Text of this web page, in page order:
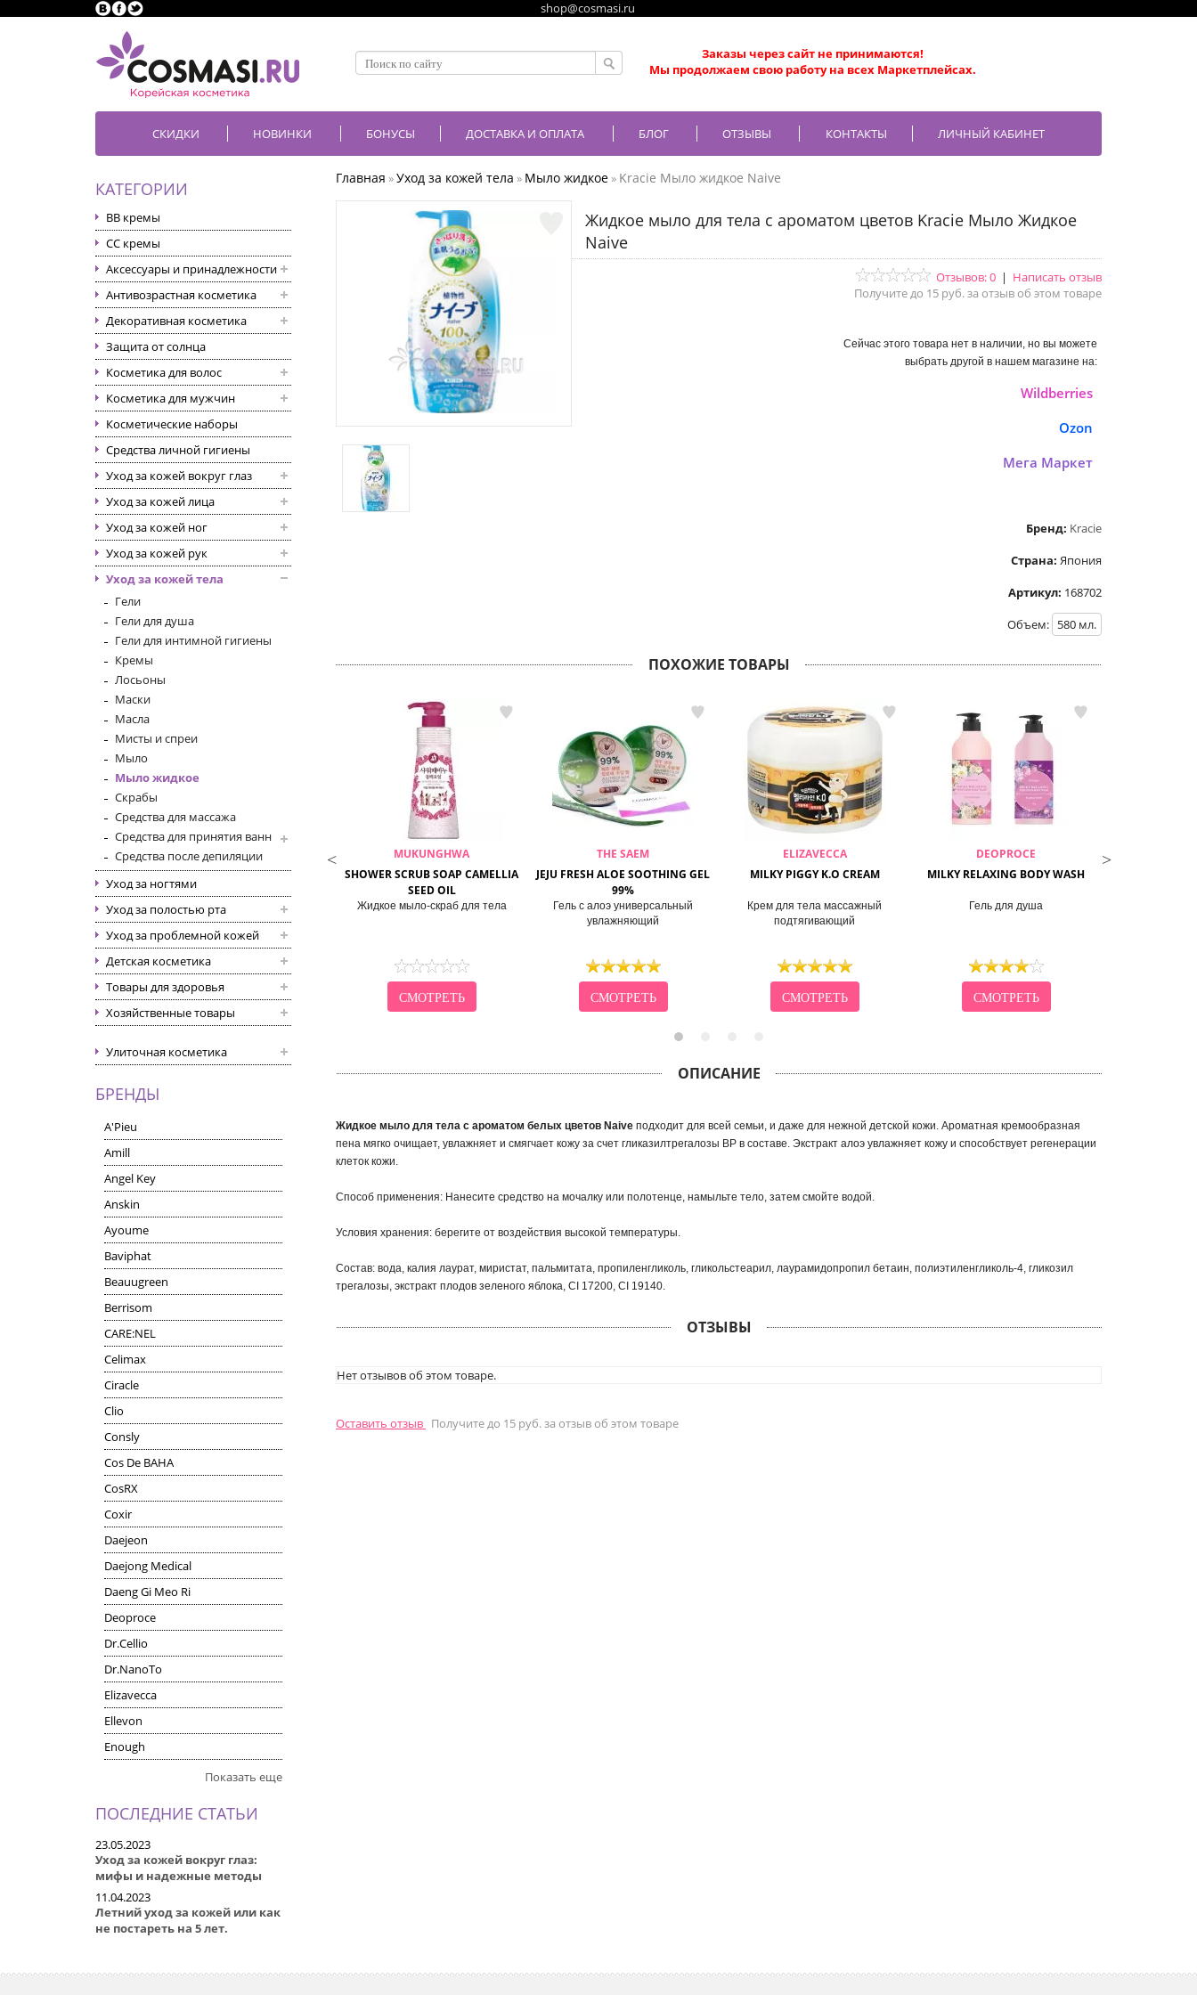
shop@cosmasi.ru
Заказы через сайт не принимаются!
Мы продолжаем свою работу на всех Маркетплейсах.
СКИДКИ НОВИНКИ БОНУСЫ ДОСТАВКА И ОПЛАТА БЛОГ ОТЗЫВЫ КОНТАКТЫ ЛИЧНЫЙ КАБИНЕТ
КАТЕГОРИИ
BB кремы
CC кремы
Аксессуары и принадлежности
Антивозрастная косметика
Декоративная косметика
Защита от солнца
Косметика для волос
Косметика для мужчин
Косметические наборы
Средства личной гигиены
Уход за кожей вокруг глаз
Уход за кожей лица
Уход за кожей ног
Уход за кожей рук
Уход за кожей тела
Гели
Гели для душа
Гели для интимной гигиены
Кремы
Лосьоны
Маски
Масла
Мисты и спреи
Мыло
Мыло жидкое
Скрабы
Средства для массажа
Средства для принятия ванн
Средства после депиляции
Уход за ногтями
Уход за полостью рта
Уход за проблемной кожей
Детская косметика
Товары для здоровья
Хозяйственные товары
Улиточная косметика
БРЕНДЫ
A'Pieu
Amill
Angel Key
Anskin
Ayoume
Baviphat
Beauugreen
Berrisom
CARE:NEL
Celimax
Ciracle
Clio
Consly
Cos De BAHA
CosRX
Coxir
Daejeon
Daejong Medical
Daeng Gi Meo Ri
Deoproce
Dr.Cellio
Dr.NanoTo
Elizavecca
Ellevon
Enough
Показать еще
ПОСЛЕДНИЕ СТАТЬИ
23.05.2023
Уход за кожей вокруг глаз:
мифы и надежные методы
11.04.2023
Летний уход за кожей или как
не постареть на 5 лет.
Главная »Уход за кожей тела » Мыло жидкое » Kracie Мыло жидкое Naive
Жидкое мыло для тела с ароматом цветов Kracie Мыло Жидкое
Naive
Отзывов: 0 | Написать отзыв
Получите до 15 руб. за отзыв об этом товаре
Сейчас этого товара нет в наличии, но вы можете
выбрать другой в нашем магазине на:
Wildberries
Ozon
Мега Маркет
Бренд: Kracie
Страна: Япония
Артикул: 168702
Объем: 580 мл.
ПОХОЖИЕ ТОВАРЫ
ON BODY LOTION
FOODAHOLIC
CICA SOOTHING GEL
Многофункциональный гель с
центеллой азиатской
СМОТРЕТЬ
MUKUNGHWA
SHOWER SCRUB SOAP CAMELLIA
SEED OIL
Жидкое мыло-скраб для тела
СМОТРЕТЬ
THE SAEM
JEJU FRESH ALOE SOOTHING GEL
99%
Гель с алоэ универсальный
увлажняющий
СМОТРЕТЬ
ELIZAVECCA
MILKY PIGGY K.O CREAM
Крем для тела массажный
подтягивающий
СМОТРЕТЬ
DEOPROCE
MILKY RELAXING BODY WASH
Гель для душа
СМОТРЕТЬ
ОПИСАНИЕ
Жидкое мыло для тела с ароматом белых цветов Naive подходит для всей семьи, и даже для нежной детской кожи. Ароматная кремообразная
пена мягко очищает, увлажняет и смягчает кожу за счет гликазилтрегалозы ВР в составе. Экстракт алоэ увлажняет кожу и способствует регенерации
клеток кожи.
Способ применения: Нанесите средство на мочалку или полотенце, намыльте тело, затем смойте водой.
Условия хранения: берегите от воздействия высокой температуры.
Состав: вода, калия лаурат, миристат, пальмитата, пропиленгликоль, гликольстеарил, лаурамидопропил бетаин, полиэтиленгликоль-4, гликозил
трегалозы, экстракт плодов зеленого яблока, CI 17200, CI 19140.
ОТЗЫВЫ
Нет отзывов об этом товаре.
Оставить отзыв Получите до 15 руб. за отзыв об этом товаре